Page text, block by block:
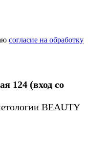
согласие на обработку
124 (вход со
BEAUTY